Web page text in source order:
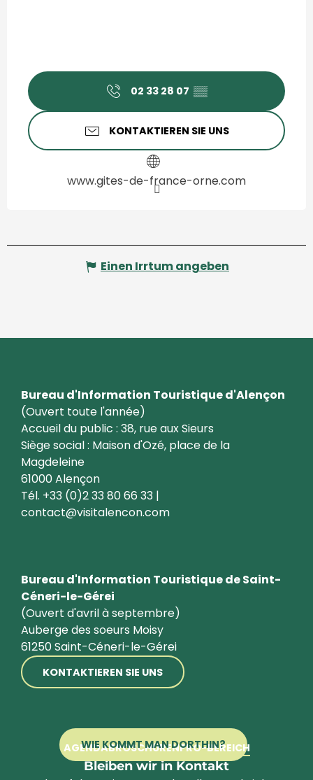
02 33 28 07 ▒▒
KONTAKTIEREN SIE UNS
www.gites-de-france-orne.com
Einen Irrtum angeben
Bureau d'Information Touristique d'Alençon
(Ouvert toute l'année)
Accueil du public : 38, rue aux Sieurs
Siège social : Maison d'Ozé, place de la
Magdeleine
61000 Alençon
Tél. +33 (0)2 33 80 66 33 |
contact@visitalencon.com
Bureau d'Information Touristique de Saint-
Céneri-le-Gérei
(Ouvert d'avril à septembre)
Auberge des soeurs Moisy
61250 Saint-Céneri-le-Gérei
KONTAKTIEREN SIE UNS
WIE KOMMT MAN DORTHIN?
AGENDABROSCHÜRENPRO-BEREICH
Bleiben wir in Kontakt